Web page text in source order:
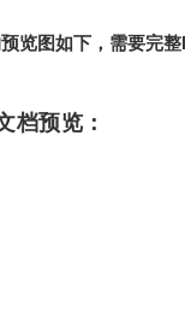
览图如下，需要完
档预览：